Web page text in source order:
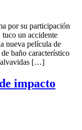
por su participación
un accidente
nueva película de
baño característico
[…]
impacto